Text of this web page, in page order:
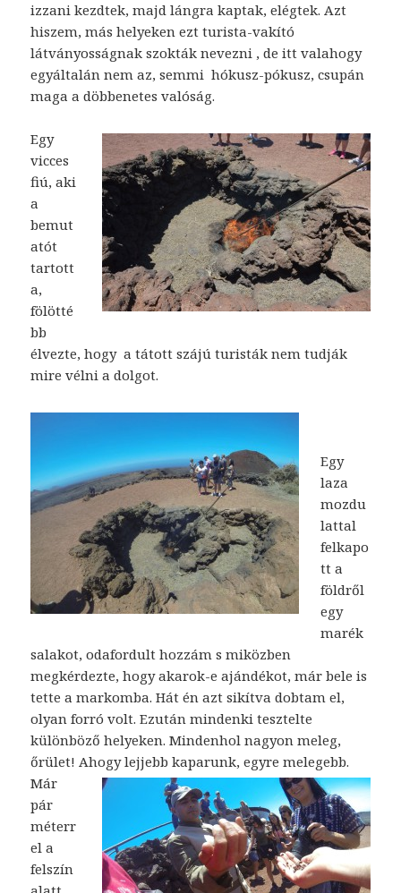
izzani kezdtek, majd lángra kaptak, elégtek. Azt
hiszem, más helyeken ezt turista-vakító
látványosságnak szokták nevezni , de itt valahogy
egyáltalán nem az, semmi hókusz-pókusz, csupán
maga a döbbenetes valóság.
Egy
vicces
fiú, aki
a
bemut
atót
tartott
a,
fölötté
bb
élvezte, hogy a tátott szájú turisták nem tudják
mire vélni a dolgot.
Egy
laza
mozdu
lattal
felkapo
tt a
földről
egy
marék
salakot, odafordult hozzám s miközben
megkérdezte, hogy akarok-e ajándékot, már bele is
tette a markomba. Hát én azt sikítva dobtam el,
olyan forró volt. Ezután mindenki tesztelte
különböző helyeken. Mindenhol nagyon meleg,
őrület! Ahogy lejjebb kaparunk, egyremelegebb.
Már
pár
méterr
el a
felszín